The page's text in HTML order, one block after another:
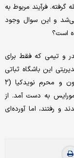
فرآیند مربوط به
و این سوال وجود
است؟
و تیمی که فقط برای
این باشگاه ثباتی
وجود ندارد. در سال‌های گذشته مورایس، کارترون و محرم نویدکیا (۲
به دست آمد. از
و رفتند، اما آورده‌ای